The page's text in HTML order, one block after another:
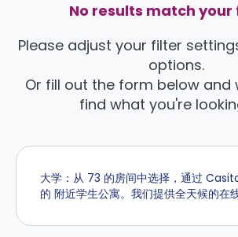
No results match your
Please adjust your filter
options.
Or fill out the form below and
find what you're
大学：从 73 的房间中选择，通过
的 附近学生公寓。我们提供全天候的在